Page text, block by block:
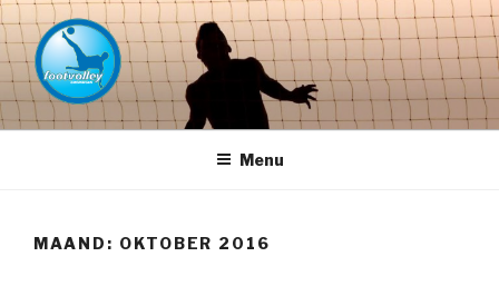
Naar
de
inhoud
springen
FOOTVOLLEY GRONINGEN –
THE HOME OF PETACCHI'S
Menu
MAAND: OKTOBER 2016